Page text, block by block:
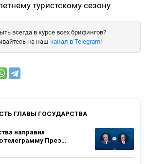
туристскому сезону
всегда в курсе всех брифингов?
на наш канал в Telegram!
ГЛАВЫ ГОСУДАРСТВА
направил
телеграмму През…